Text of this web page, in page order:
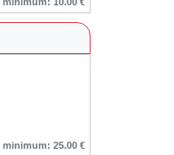
minimum: 25.00 €